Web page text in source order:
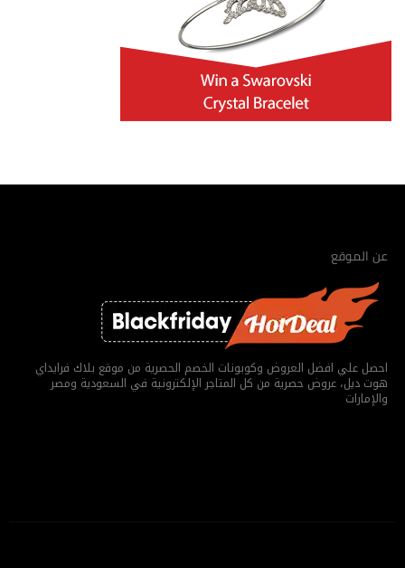
عن الموقع
احصل علي افضل العروض وكوبونات الخصم الحصرية من موقع بلاك فرايداي
هوت ديل، عروض حصرية من كل المتاجر الإلكترونية في السعودية ومصر
والإمارات